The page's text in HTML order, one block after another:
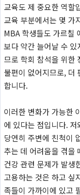
교육도 제 중요한 역할
교육 부분에서는 몇 가
MBA 학생들도 가르칠
보다 약간 늘어날 수
므로 학회 참석을 위한
불편이 없어지므로, 더
합니다.
이러한 변화가 가능한
에 있다는 점입니다.
당연히 주변에 친척이
추는 데 어려움을 겪을
건강 관련 문제가 발생
고용하는 것은 하고 싶
족들이 가까이에 있고